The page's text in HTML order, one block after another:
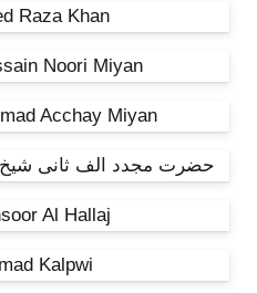
Raza Khan
Noori Miyan
Acchay Miyan
حضرت مجدد الف ثانی
Al Hallaj
Kalpwi